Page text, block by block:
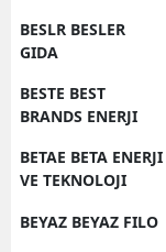
BESLR BESLER
GIDA
BESTE BEST
BRANDS ENERJI
BETAE BETA ENERJI
VE TEKNOLOJI
BEYAZ BEYAZ FILO